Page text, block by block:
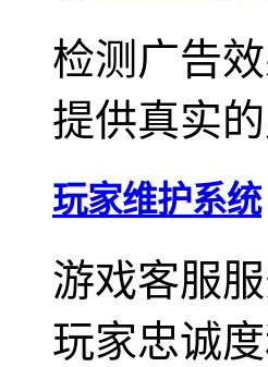
检测广告
提供真实
玩家维护系统
游戏客服
玩家忠诚度